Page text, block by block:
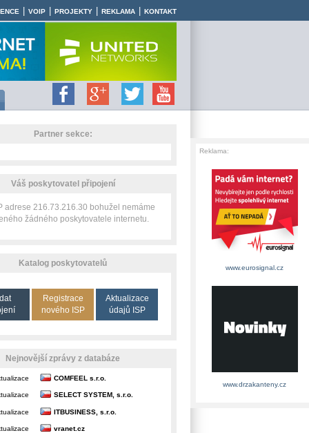
VOIP PROJEKTY REKLAMA KONTAKT
Partner sekce:
Váš poskytovatel připojení
adrese 216.73.216.30 bohužel nemáme
žádného poskytovatele internetu.
Katalog poskytovatelů
Registrace
nového ISP
Aktualizace
údajů ISP
Nejnovější zprávy z databáze
COMFEEL s.r.o.
SELECT SYSTEM, s.r.o.
ITBUSINESS, s.r.o.
vranet.cz
Reklama:
www.eurosignal.cz
www.drzakanteny.cz